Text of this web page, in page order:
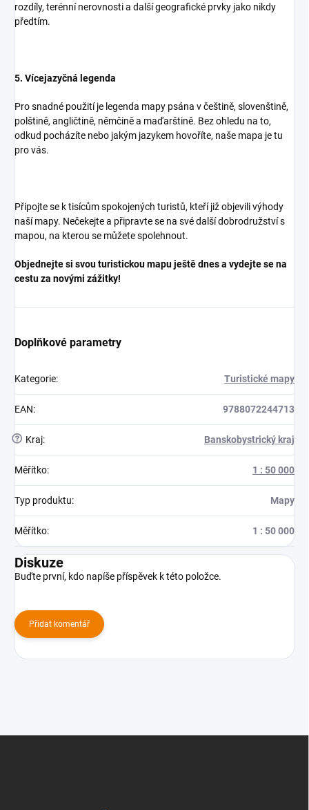
rozdíly, terénní nerovnosti a další geografické prvky jako nikdy
předtím.
5. Vícejazyčná legenda
Pro snadné použití je legenda mapy psána v češtině, slovenštině,
polštině, angličtině, němčině a maďarštině. Bez ohledu na to,
odkud pocházíte nebo jakým jazykem hovoříte, naše mapa je tu
pro vás.
Připojte se k tisícům spokojených turistů, kteří již objevili výhody
naší mapy. Nečekejte a připravte se na své další dobrodružství s
mapou, na kterou se můžete spolehnout.
Objednejte si svou turistickou mapu ještě dnes a vydejte se na
cestu za novými zážitky!
Doplňkové parametry
Kategorie: Turistické mapy
EAN: 9788072244713
? Kraj: Banskobystrický kraj
Měřítko: 1 : 50 000
Typ produktu: Mapy
Měřítko: 1 : 50 000
Diskuze
Buďte první, kdo napíše příspěvek k této položce.
Přidat komentář